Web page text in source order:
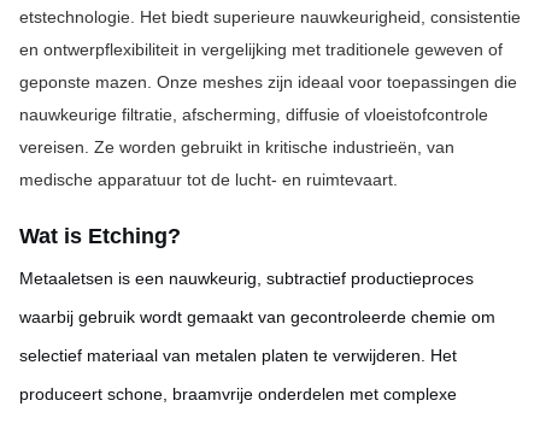
etstechnologie. Het biedt superieure nauwkeurigheid, consistentie
en ontwerpflexibiliteit in vergelijking met traditionele geweven of
geponste mazen. Onze meshes zijn ideaal voor toepassingen die
nauwkeurige filtratie, afscherming, diffusie of vloeistofcontrole
vereisen. Ze worden gebruikt in kritische industrieën, van
medische apparatuur tot de lucht- en ruimtevaart.
Wat is Etching?
Metaaletsen is een nauwkeurig, subtractief productieproces
waarbij gebruik wordt gemaakt van gecontroleerde chemie om
selectief materiaal van metalen platen te verwijderen. Het
produceert schone, braamvrije onderdelen met complexe